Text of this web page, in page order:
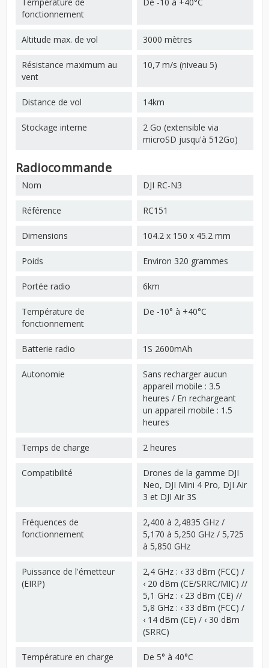
fonctionnement
Altitude max. de vol 3000 mètres
Résistance maximum au
vent
10,7 m/s (niveau 5)
Distance de vol 14km
Stockage interne
2 Go (extensible via
microSD jusqu'à 512Go)
Radiocommande
Nom DJI RC-N3
Référence RC151
Dimensions 104.2 x 150 x 45.2 mm
Poids Environ 320 grammes
Portée radio 6km
Température de
fonctionnement
De -10° à +40°C
Batterie radio 1S 2600mAh
Autonomie
Sans recharger aucun
appareil mobile : 3.5
heures / En rechargeant
un appareil mobile : 1.5
heures
Temps de charge 2 heures
Compatibilité
Drones de la gamme DJI
Neo, DJI Mini 4 Pro, DJI Air
3 et DJI Air 3S
Fréquences de
fonctionnement
2,400 à 2,4835 GHz /
5,170 à 5,250 GHz / 5,725
à 5,850 GHz
Puissance de l'émetteur
(EIRP)
2,4 GHz : ‹ 33 dBm (FCC) /
‹ 20 dBm (CE/SRRC/MIC) //
5,1 GHz : ‹ 23 dBm (CE) //
5,8 GHz : ‹ 33 dBm (FCC) /
‹ 14 dBm (CE) / ‹ 30 dBm
(SRRC)
Température en charge De 5° à 40°C